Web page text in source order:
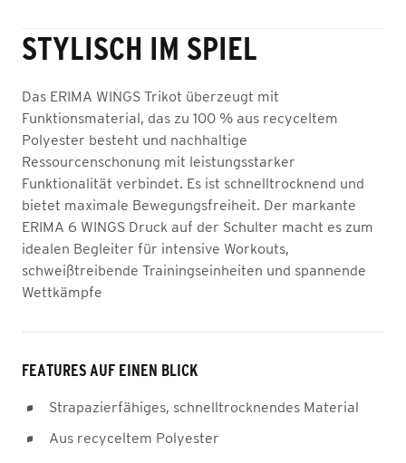
STYLISCH IM SPIEL
Das ERIMA WINGS Trikot überzeugt mit
Funktionsmaterial, das zu 100 % aus recyceltem
Polyester besteht und nachhaltige
Ressourcenschonung mit leistungsstarker
Funktionalität verbindet. Es ist schnelltrocknend und
bietet maximale Bewegungsfreiheit. Der markante
ERIMA 6 WINGS Druck auf der Schulter macht es zum
idealen Begleiter für intensive Workouts,
schweißtreibende Trainingseinheiten und spannende
Wettkämpfe
FEATURES AUF EINEN BLICK
Strapazierfähiges, schnelltrocknendes Material
Aus recyceltem Polyester